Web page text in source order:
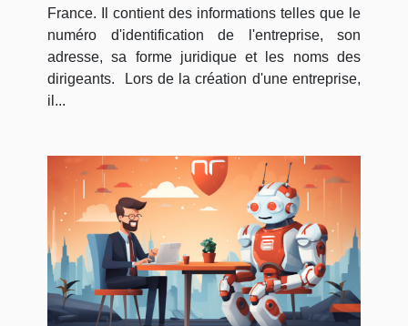
France. Il contient des informations telles que le
numéro d'identification de l'entreprise, son
adresse, sa forme juridique et les noms des
dirigeants. Lors de la création d'une entreprise,
il...